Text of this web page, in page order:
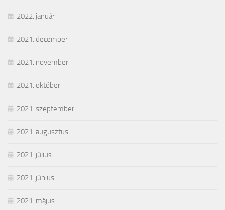
2022. január
2021. december
2021. november
2021. október
2021. szeptember
2021. augusztus
2021. július
2021. június
2021. május